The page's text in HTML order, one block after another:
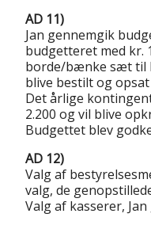
AD 11)
Jan gennemgik
budgetteret med kr.
borde/bænke sæt til
blive bestilt og
Det årlige
2.200 og vil blive
Budgettet blev
AD 12)
Valg af
valg, de
Valg af kasserer,